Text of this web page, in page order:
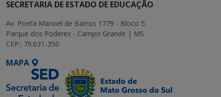
SECRETARIA DE ESTADO DE EDUCAÇÃO
Av. Poeta Manoel de Barros 1779 - Bloco 5
Parque dos Poderes - Campo Grande | MS
CEP.: 79.031-350
MAPA